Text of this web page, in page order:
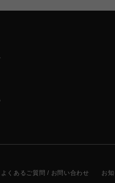
よくあるご質問 / お問い合わせ お